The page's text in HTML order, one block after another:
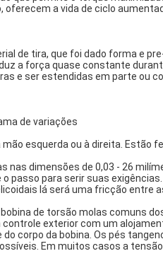
a vida de ciclo
de tira, que foi dado forma e
a força quase constante
e ser estendidas em parte ou
de variações
esquerda ou à direita. Estão
nas dimensões de 0,03 - 26
passo para serir suas exigências.
lá será uma fricção entre
de torsão molas comuns
exterior com um
corpo da bobina. Os pés
Em muitos casos a